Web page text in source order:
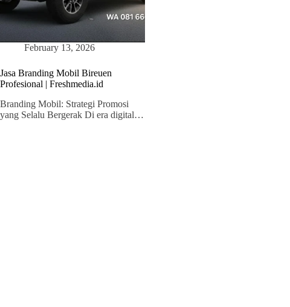
February 13, 2026
Jasa Branding Mobil Bireuen
Profesional | Freshmedia.id
Branding Mobil: Strategi Promosi
yang Selalu Bergerak Di era digital…